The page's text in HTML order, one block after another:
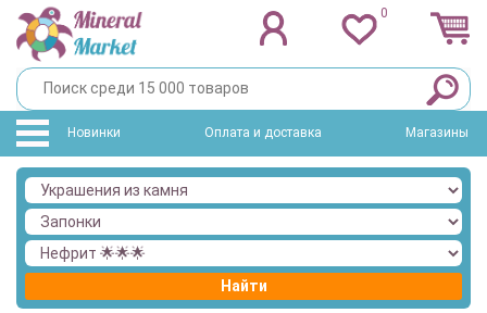
0
Новинки Оплата и доставка Магазины
Найти